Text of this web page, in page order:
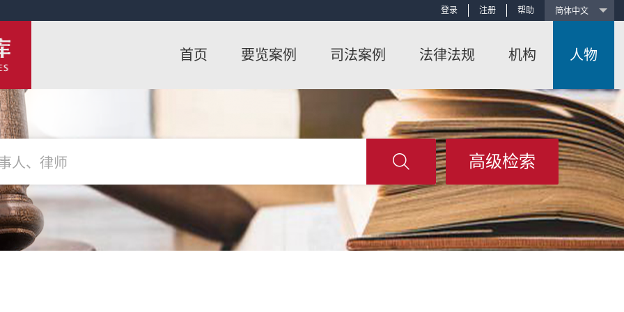
登录 注册 帮助
首页 要览案例 司法案例 法律法规 机构 人物
 高级检索